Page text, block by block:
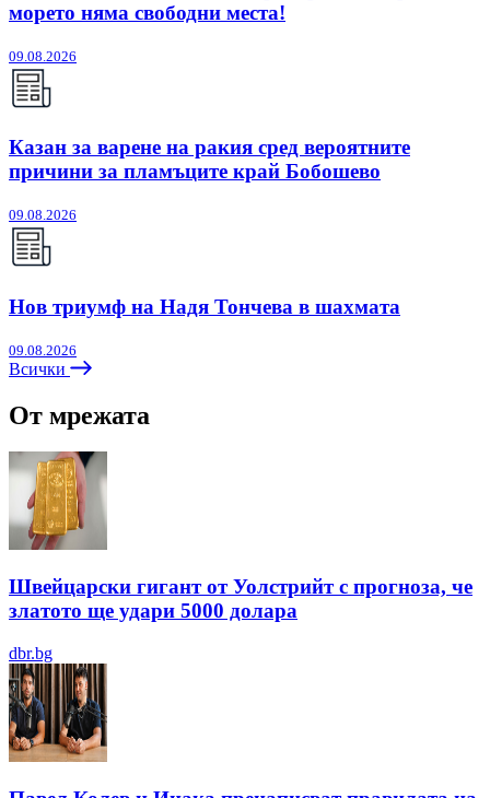
морето няма свободни места!
09.08.2026
Казан за варене на ракия сред вероятните
причини за пламъците край Бобошево
09.08.2026
Нов триумф на Надя Тончева в шахмата
09.08.2026
Всички
От мрежата
Швейцарски гигант от Уолстрийт с прогноза, че
златото ще удари 5000 долара
dbr.bg